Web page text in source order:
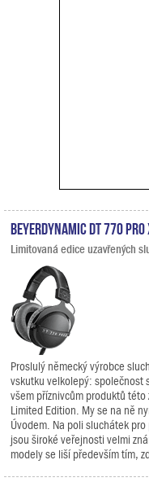
Beyerdynamic DT 770
Limitovaná edice uzavřených
Proslulý německý výrobce
vskutku velkolepý: společnost
všem příznivcům produktů této
Limited Edition. My se na ně
Úvodem. Na poli sluchátek
jsou široké veřejnosti velmi
modely se liší především tím,